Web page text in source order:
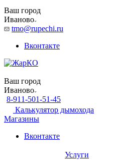
Ваш город
Иваново
tmo@rupechi.ru
Вконтакте
Ваш город
Иваново
8-911-501-51-45
Калькулятор дымохода
Магазины
Вконтакте
Услуги